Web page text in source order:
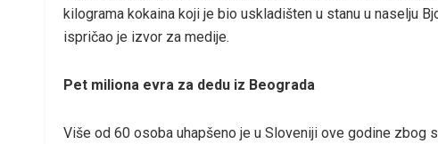
kilograma kokaina koji je bio uskladišten u stanu u naselju
ispričao je izvor za medije.
Pet miliona evra za dedu iz Beograda
Više od 60 osoba uhapšeno je u Sloveniji ove godine zbog